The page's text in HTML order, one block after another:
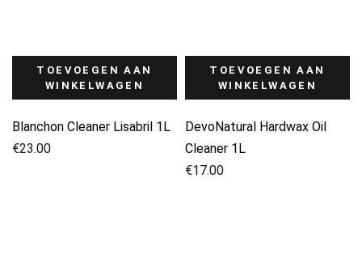
TOEVOEGEN AAN
WINKELWAGEN
Blanchon Cleaner Lisabril 1L
€23.00
TOEVOEGEN AAN
WINKELWAGEN
DevoNatural Hardwax Oil
Cleaner 1L
€17.00